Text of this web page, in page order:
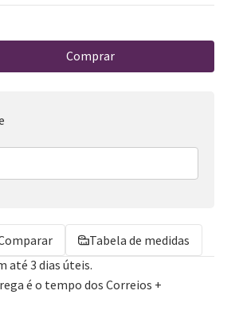
Comprar
Tabela de medidas
até 3 dias úteis.
é o tempo dos Correios +